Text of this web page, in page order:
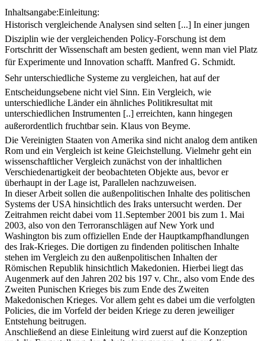
Inhaltsangabe:Einleitung:
Historisch vergleichende Analysen sind selten [...] In einer jungen
Disziplin wie der vergleichenden Policy-Forschung ist dem
Fortschritt der Wissenschaft am besten gedient, wenn man viel Platz
für Experimente und Innovation schafft. Manfred G. Schmidt.
Sehr unterschiedliche Systeme zu vergleichen, hat auf der
Entscheidungsebene nicht viel Sinn. Ein Vergleich, wie
unterschiedliche Länder ein ähnliches Politikresultat mit
unterschiedlichen Instrumenten [..] erreichten, kann hingegen
außerordentlich fruchtbar sein. Klaus von Beyme.
Die Vereinigten Staaten von Amerika sind nicht analog dem antiken
Rom und ein Vergleich ist keine Gleichstellung. Vielmehr geht ein
wissenschaftlicher Vergleich zunächst von der inhaltlichen
Verschiedenartigkeit der beobachteten Objekte aus, bevor er
überhaupt in der Lage ist, Parallelen nachzuweisen.
In dieser Arbeit sollen die außenpolitischen Inhalte des politischen
Systems der USA hinsichtlich des Iraks untersucht werden. Der
Zeitrahmen reicht dabei vom 11.September 2001 bis zum 1. Mai
2003, also von den Terroranschlägen auf New York und
Washington bis zum offiziellen Ende der Hauptkampfhandlungen
des Irak-Krieges. Die dortigen zu findenden politischen Inhalte
stehen im Vergleich zu den außenpolitischen Inhalten der
Römischen Republik hinsichtlich Makedonien. Hierbei liegt das
Augenmerk auf den Jahren 202 bis 197 v. Chr., also vom Ende des
Zweiten Punischen Krieges bis zum Ende des Zweiten
Makedonischen Krieges. Vor allem geht es dabei um die verfolgten
Policies, die im Vorfeld der beiden Kriege zu deren jeweiliger
Entstehung beitrugen.
Anschließend an diese Einleitung wird zuerst auf die Konzeption